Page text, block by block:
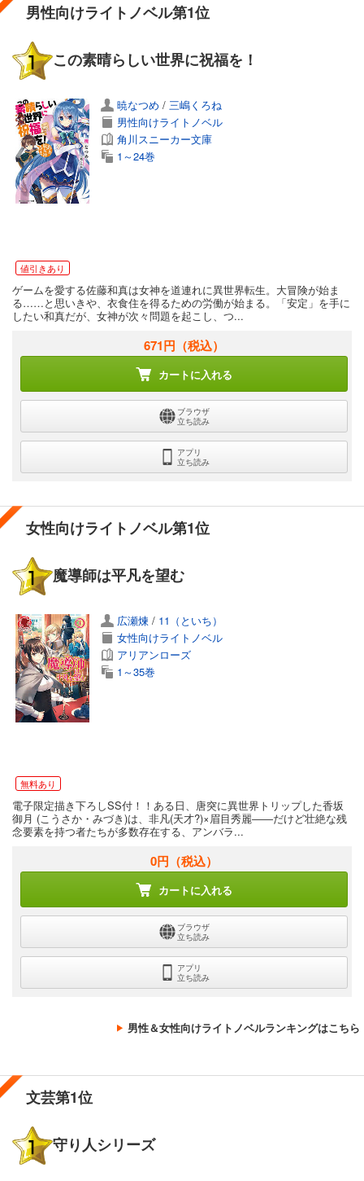
男性向けライトノベル第1位
この素晴らしい世界に祝福を！
値引きあり
暁なつめ / 三嶋くろね
男性向けライトノベル
角川スニーカー文庫
1～24巻
ゲームを愛する佐藤和真は女神を道連れに異世界転生。大冒険が始ま
る……と思いきや、衣食住を得るための労働が始まる。「安定」を手に
したい和真だが、女神が次々問題を起こし、つ...
671円 （税込）
カートに入れる
ブラウザ
立ち読み
アプリ
立ち読み
女性向けライトノベル第1位
魔導師は平凡を望む
無料あり
広瀬煉 / 11（といち）
女性向けライトノベル
アリアンローズ
1～35巻
電子限定描き下ろしSS付！！ある日、唐突に異世界トリップした香坂
御月 (こうさか・みづき)は、非凡(天才?)×眉目秀麗――だけど壮絶な残
念要素を持つ者たちが多数存在する、アンバラ...
0円 （税込）
カートに入れる
ブラウザ
立ち読み
アプリ
立ち読み
男性＆女性向けライトノベルランキングはこちら
文芸第1位
守り人シリーズ